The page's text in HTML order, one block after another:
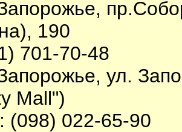
190
701-70-48
ул.
Mall")
(098) 022-65-90